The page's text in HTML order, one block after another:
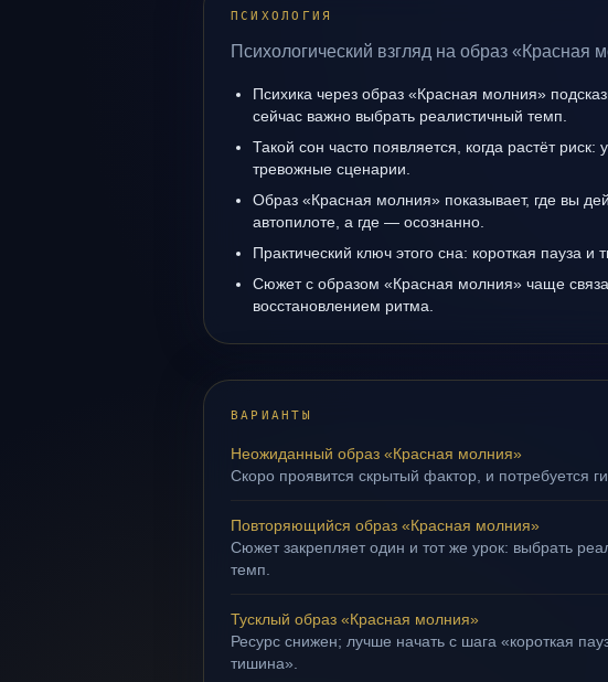
ПСИХОЛОГИЯ
Психологический взгляд на образ «Красная
Психика через образ «Красная молния»
сейчас важно выбрать реалистичный темп.
Такой сон часто появляется, когда растёт риск:
тревожные сценарии.
Образ «Красная молния» показывает, где вы
автопилоте, а где — осознанно.
Практический ключ этого сна: короткая пауза и
Сюжет с образом «Красная молния» чаще
восстановлением ритма.
ВАРИАНТЫ
Неожиданный образ «Красная молния»
Скоро проявится скрытый фактор, и потребуется
Повторяющийся образ «Красная молния»
Сюжет закрепляет один и тот же урок: выбрать
темп.
Тусклый образ «Красная молния»
Ресурс снижен; лучше начать с шага «короткая
тишина».